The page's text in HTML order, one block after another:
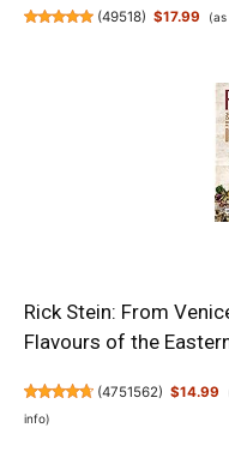
(49518) $17.99
Rick Stein: From
Flavours of the
(4751562) $14.99
info)